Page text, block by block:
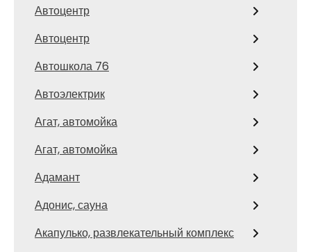
Автоцентр
Автоцентр
Автошкола 76
Автоэлектрик
Агат, автомойка
Агат, автомойка
Адамант
Адонис, сауна
Акапулько, развлекательный комплекс